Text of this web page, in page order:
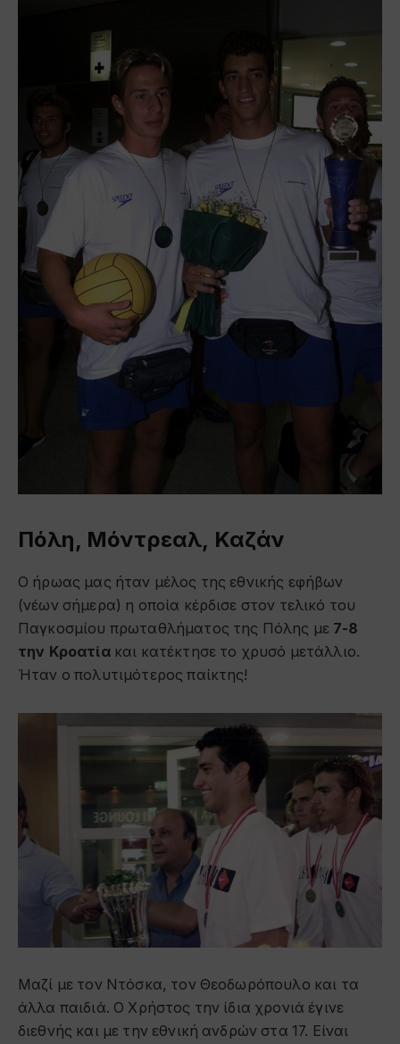
Πόλη, Μόντρεαλ, Καζάν
Ο ήρωας μας ήταν μέλος της εθνικής εφήβων
(νέων σήμερα) η οποία κέρδισε στον τελικό του
Παγκοσμίου πρωταθλήματος της Πόλης με 7-8
την Κροατίακαι κατέκτησε το χρυσό μετάλλιο.
Ήταν ο πολυτιμότερος παίκτης!
Μαζί με τον Ντόσκα, τον Θεοδωρόπουλο και τα
άλλα παιδιά. Ο Χρήστος την ίδια χρονιά έγινε
διεθνής και με την εθνική ανδρών στα 17. Είναι